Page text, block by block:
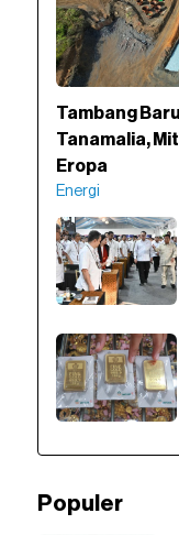
Tambang
Tanamalia,
Eropa
Energi
Populer